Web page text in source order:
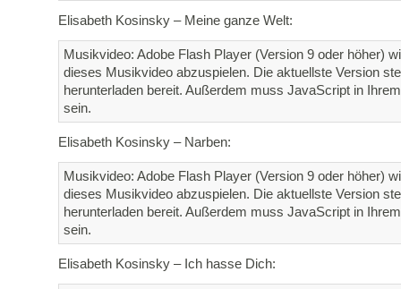
Elisabeth Kosinsky – Meine ganze Welt:
Musikvideo: Adobe Flash Player (Version 9 oder höher)
dieses Musikvideo abzuspielen. Die aktuellste Version
herunterladen bereit. Außerdem muss JavaScript in
sein.
Elisabeth Kosinsky – Narben:
Musikvideo: Adobe Flash Player (Version 9 oder höher)
dieses Musikvideo abzuspielen. Die aktuellste Version
herunterladen bereit. Außerdem muss JavaScript in
sein.
Elisabeth Kosinsky – Ich hasse Dich: